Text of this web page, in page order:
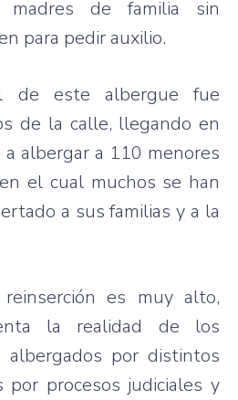
madres de familia sin
para pedir auxilio.
de este albergue fue
de la calle, llegando en
albergar a 110 menores
el cual muchos se han
a sus familias y a la
es muy alto,
la realidad de los
por distintos
por procesos judiciales y